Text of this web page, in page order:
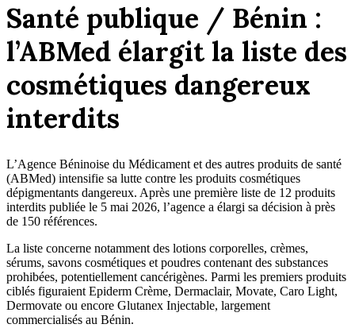
Santé publique / Bénin :
l’ABMed élargit la liste des
cosmétiques dangereux
interdits
L’Agence Béninoise du Médicament et des autres produits de santé
(ABMed) intensifie sa lutte contre les produits cosmétiques
dépigmentants dangereux. Après une première liste de 12 produits
interdits publiée le 5 mai 2026, l’agence a élargi sa décision à près
de 150 références.
La liste concerne notamment des lotions corporelles, crèmes,
sérums, savons cosmétiques et poudres contenant des substances
prohibées, potentiellement cancérigènes. Parmi les premiers produits
ciblés figuraient Epiderm Crème, Dermaclair, Movate, Caro Light,
Dermovate ou encore Glutanex Injectable, largement
commercialisés au Bénin.